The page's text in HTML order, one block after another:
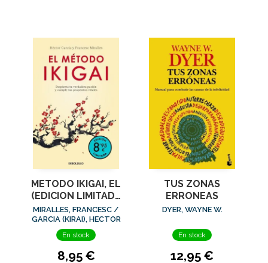
METODO IKIGAI, EL
(EDICION LIMITADA
· VERANO)
MIRALLES, FRANCESC /
GARCIA (KIRAI), HECTOR
En stock
8,95 €
TUS ZONAS
ERRONEAS
DYER, WAYNE W.
En stock
12,95 €